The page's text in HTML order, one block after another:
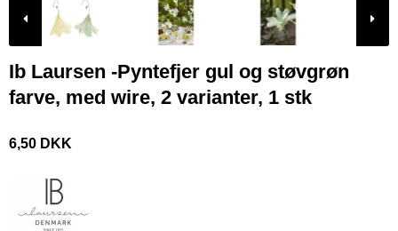
Ib Laursen -Pyntefjer gul og støvgrøn
farve, med wire, 2 varianter, 1 stk
6,50 DKK